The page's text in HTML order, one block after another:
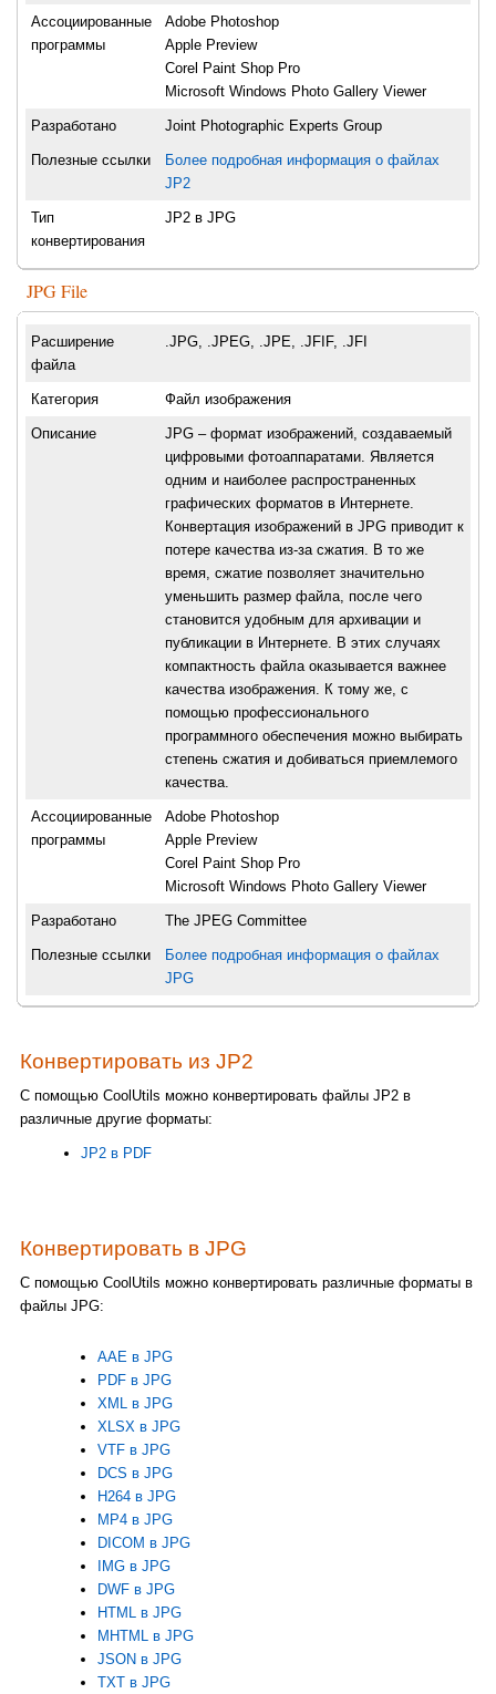
Ассоциированные
программы
Adobe Photoshop
Apple Preview
Corel Paint Shop Pro
Microsoft Windows Photo Gallery Viewer
Разработано Joint Photographic Experts Group
Полезные ссылки
Более подробная информация о файлах
JP2
Тип
конвертирования
JP2 в JPG
JPG File
Расширение
файла
.JPG, .JPEG, .JPE, .JFIF, .JFI
Категория Файл изображения
Описание
JPG – формат изображений, создаваемый
цифровыми фотоаппаратами. Является
одним и наиболее распространенных
графических форматов в Интернете.
Конвертация изображений в JPG приводит к
потере качества из-за сжатия. В то же
время, сжатие позволяет значительно
уменьшить размер файла, после чего
становится удобным для архивации и
публикации в Интернете. В этих случаях
компактность файла оказывается важнее
качества изображения. К тому же, с
помощью профессионального
программного обеспечения можно выбирать
степень сжатия и добиваться приемлемого
качества.
Ассоциированные
программы
Adobe Photoshop
Apple Preview
Corel Paint Shop Pro
Microsoft Windows Photo Gallery Viewer
Разработано The JPEG Committee
Полезные ссылки
Более подробная информация о файлах
JPG
Конвертировать из JP2
С помощью CoolUtils можно конвертировать файлы JP2 в
различные другие форматы:
JP2 в PDF
Конвертировать в JPG
С помощью CoolUtils можно конвертировать различные форматы в
файлы JPG:
AAE в JPG
PDF в JPG
XML в JPG
XLSX в JPG
VTF в JPG
DCS в JPG
H264 в JPG
MP4 в JPG
DICOM в JPG
IMG в JPG
DWF в JPG
HTML в JPG
MHTML в JPG
JSON в JPG
TXT в JPG